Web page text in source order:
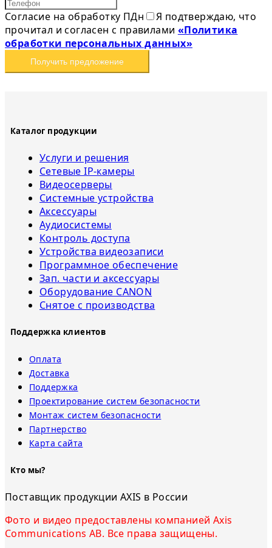
Согласие на обработку ПДн
Я подтверждаю, что
прочитал и согласен с правилами «Политика
обработки персональных данных»
Получить предложение
Каталог продукции
Услуги и решения
Сетевые IP-камеры
Видеосерверы
Системные устройства
Аксессуары
Аудиосистемы
Контроль доступа
Устройства видеозаписи
Программное обеспечение
Зап. части и аксессуары
Оборудование CANON
Снятое с прoизвoдства
Поддержка клиентов
Оплата
Доставка
Поддержка
Проектирование систем безопасности
Монтаж систем безопасности
Партнерство
Карта сайта
Кто мы?
Поставщик продукции AXIS в России
Фото и видео предоставлены компанией Axis
Communications AB. Все права защищены.